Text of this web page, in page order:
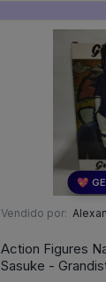
💖
Vendido por:
Action Figures
Sasuke -